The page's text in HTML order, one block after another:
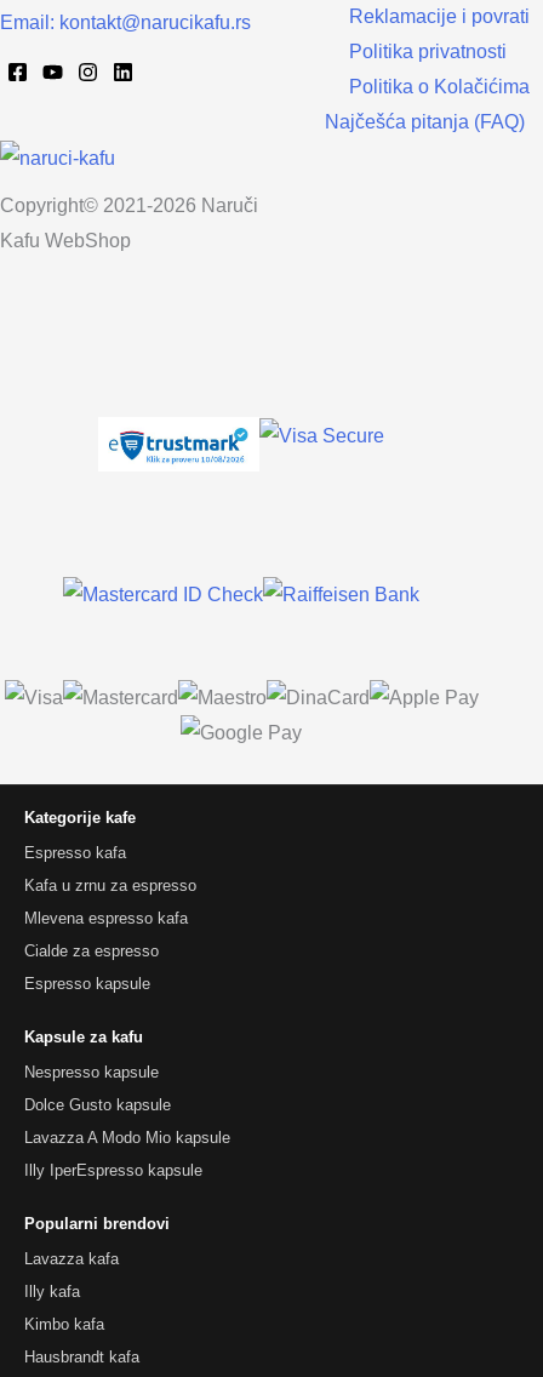
Email: kontakt@narucikafu.rs
Reklamacije i povrati
Politika privatnosti
Politika o Kolačićima
Najčešća pitanja (FAQ)
Copyright© 2021-2026 Naruči
Kafu WebShop
Kategorije kafe
Espresso kafa
Kafa u zrnu za espresso
Mlevena espresso kafa
Cialde za espresso
Espresso kapsule
Kapsule za kafu
Nespresso kapsule
Dolce Gusto kapsule
Lavazza A Modo Mio kapsule
Illy IperEspresso kapsule
Popularni brendovi
Lavazza kafa
Illy kafa
Kimbo kafa
Hausbrandt kafa